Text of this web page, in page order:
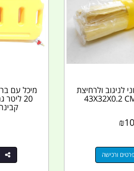
לניגוב ולרחיצת
₪
ורכישה
מיכל עם
20